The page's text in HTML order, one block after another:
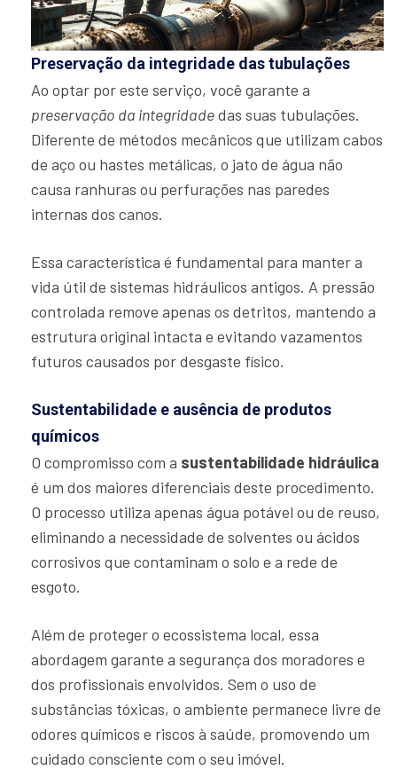
Preservação da integridade das tubulações
Ao optar por este serviço, você garante a
preservação da integridadedas suas tubulações.
Diferente de métodos mecânicos que utilizam cabos
de aço ou hastes metálicas, o jato de água não
causa ranhuras ou perfurações nas paredes
internas dos canos.
Essa característica é fundamental para manter a
vida útil de sistemas hidráulicos antigos. A pressão
controlada remove apenas os detritos, mantendo a
estrutura original intacta e evitando vazamentos
futuros causados por desgaste físico.
Sustentabilidade e ausência de produtos
químicos
O compromisso com a sustentabilidade hidráulica
é um dos maiores diferenciais deste procedimento.
O processo utiliza apenas água potável ou de reuso,
eliminando a necessidade de solventes ou ácidos
corrosivos que contaminam o solo e a rede de
esgoto.
Além de proteger o ecossistema local, essa
abordagem garante a segurança dos moradores e
dos profissionais envolvidos. Sem o uso de
substâncias tóxicas, o ambiente permanece livre de
odores químicos e riscos à saúde, promovendo um
cuidado consciente com o seu imóvel.